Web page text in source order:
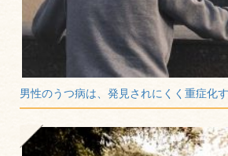
男性のうつ病は、発見されにくく重症化